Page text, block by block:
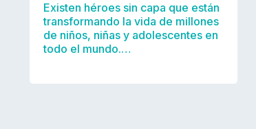
Existen héroes sin capa que están
transformando la vida de millones
de niños, niñas y adolescentes en
todo el mundo.…